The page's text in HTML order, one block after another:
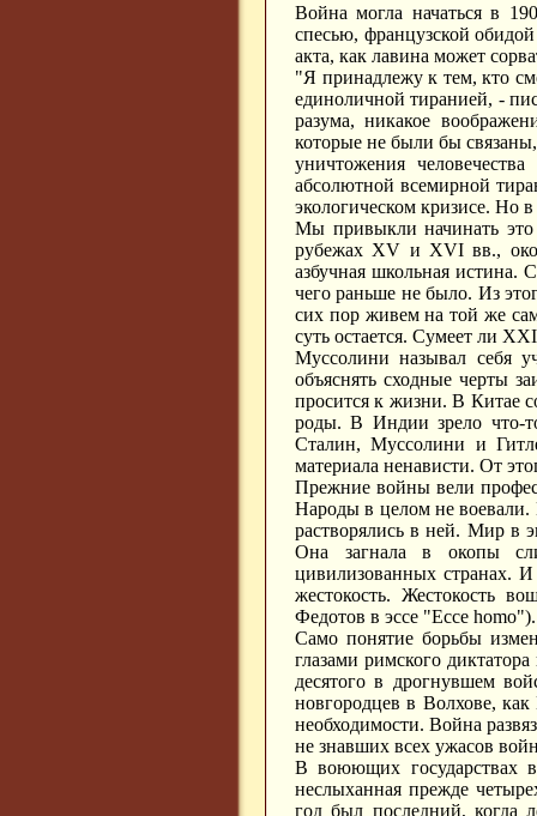
Война могла начаться в
спесью, французской
акта, как лавина может
"Я принадлежу к тем, кто
единоличной тиранией, -
разума, никакое
которые не были бы
уничтожения
абсолютной всемирной
экологическом кризисе. Но
Мы привыкли начинать это
рубежах XV и XVI вв.,
азбучная школьная истина.
чего раньше не было. Из
сих пор живем на той же
суть остается. Сумеет ли
Муссолини называл себя
объяснять сходные черты
просится к жизни. В Китае
роды. В Индии зрело что-
Сталин, Муссолини и
материала ненависти. От
Прежние войны вели
Народы в целом не воевали.
растворялись в ней. Мир в
Она загнала в окопы
цивилизованных странах. И
жестокость. Жестокость
Федотов в эссе "Ессе
Само понятие борьбы
глазами римского
десятого в дрогнувшем
новгородцев в Волхове,
необходимости. Война
не знавших всех ужасов
В воюющих государствах
неслыханная прежде
год был последний, когда